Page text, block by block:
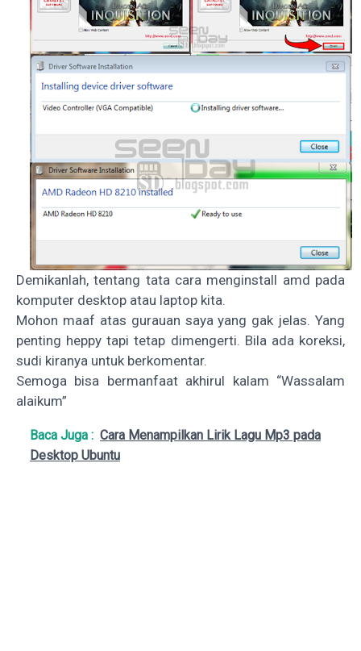
Demikanlah, tentang tata cara menginstall amd pada
komputer desktop atau laptop kita.
Mohon maaf atas gurauan saya yang gak jelas. Yang
penting heppy tapi tetap dimengerti. Bila ada koreksi,
sudi kiranya untuk berkomentar.
Semoga bisa bermanfaat akhirul kalam “Wassalam
alaikum”
Baca Juga : Cara Menampilkan Lirik Lagu Mp3 pada
Desktop Ubuntu